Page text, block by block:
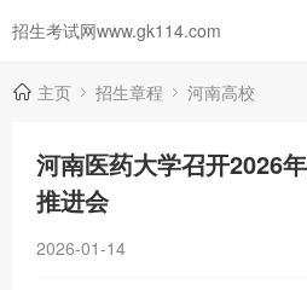
招生考试网www.gk114.com
主页 招生章程 河南高校
河南医药大学召开2026
推进会
2026-01-14